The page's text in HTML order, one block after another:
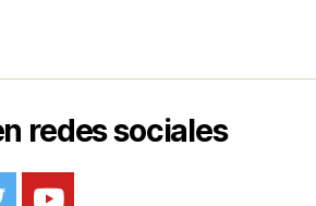
redes sociales